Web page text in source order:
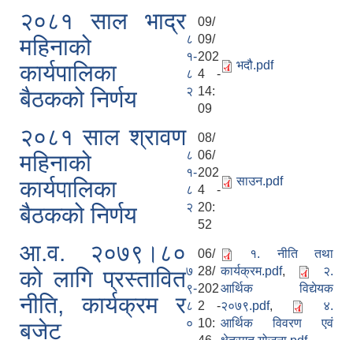
।
।
२०८१ साल भाद्र
महिनाको
कार्यपालिका
बैठकको निर्णय
८
१-
८
२
09/
09/
202
4 -
14:
09
भदौ.pdf
२०८१ साल श्रावण
महिनाको
कार्यपालिका
बैठकको निर्णय
८
१-
८
२
08/
06/
202
4 -
20:
52
साउन.pdf
आ.व. २०७९।८०
को लागि प्रस्तावित
नीति, कार्यक्रम र
बजेट
७
९-
८
०
06/
28/
202
2 -
10:
१. नीति तथा
कार्यक्रम.pdf,
२.
आर्थिक विद्येयक
२०७९.pdf,
४.
आर्थिक विवरण एवं